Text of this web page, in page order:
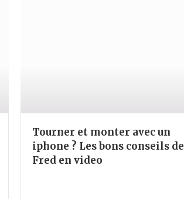
Tourner et monter avec un
iphone ? Les bons conseils de
Fred en video